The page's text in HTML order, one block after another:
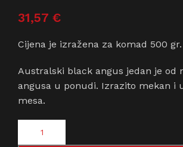
31,57 €
Cijena je izražena za komad 500 gr.
Australski black angus jedan je od
angusa u ponudi. Izrazito mekan i
mesa.